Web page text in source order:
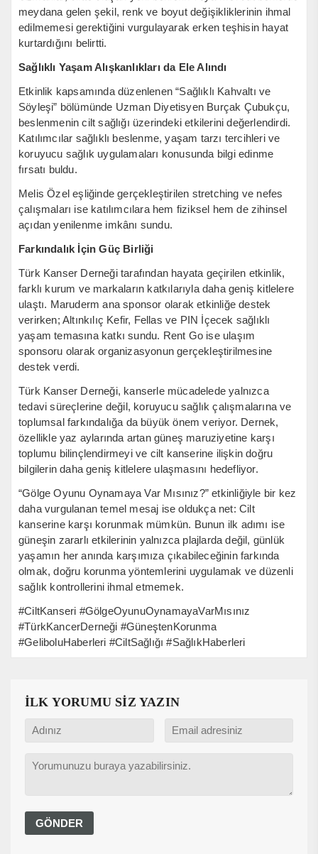
meydana gelen şekil, renk ve boyut değişikliklerinin ihmal
edilmemesi gerektiğini vurgulayarak erken teşhisin hayat
kurtardığını belirtti.
Sağlıklı Yaşam Alışkanlıkları da Ele Alındı
Etkinlik kapsamında düzenlenen “Sağlıklı Kahvaltı ve
Söyleşi” bölümünde Uzman Diyetisyen Burçak Çubukçu,
beslenmenin cilt sağlığı üzerindeki etkilerini değerlendirdi.
Katılımcılar sağlıklı beslenme, yaşam tarzı tercihleri ve
koruyucu sağlık uygulamaları konusunda bilgi edinme
fırsatı buldu.
Melis Özel eşliğinde gerçekleştirilen stretching ve nefes
çalışmaları ise katılımcılara hem fiziksel hem de zihinsel
açıdan yenilenme imkânı sundu.
Farkındalık İçin Güç Birliği
Türk Kanser Derneği tarafından hayata geçirilen etkinlik,
farklı kurum ve markaların katkılarıyla daha geniş kitlelere
ulaştı. Maruderm ana sponsor olarak etkinliğe destek
verirken; Altınkılıç Kefir, Fellas ve PIN İçecek sağlıklı
yaşam temasına katkı sundu. Rent Go ise ulaşım
sponsoru olarak organizasyonun gerçekleştirilmesine
destek verdi.
Türk Kanser Derneği, kanserle mücadelede yalnızca
tedavi süreçlerine değil, koruyucu sağlık çalışmalarına ve
toplumsal farkındalığa da büyük önem veriyor. Dernek,
özellikle yaz aylarında artan güneş maruziyetine karşı
toplumu bilinçlendirmeyi ve cilt kanserine ilişkin doğru
bilgilerin daha geniş kitlelere ulaşmasını hedefliyor.
“Gölge Oyunu Oynamaya Var Mısınız?” etkinliğiyle bir kez
daha vurgulanan temel mesaj ise oldukça net: Cilt
kanserine karşı korunmak mümkün. Bunun ilk adımı ise
güneşin zararlı etkilerinin yalnızca plajlarda değil, günlük
yaşamın her anında karşımıza çıkabileceğinin farkında
olmak, doğru korunma yöntemlerini uygulamak ve düzenli
sağlık kontrollerini ihmal etmemek.
#CiltKanseri #GölgeOyunuOynamayaVarMısınız
#TürkKancerDerneği #GüneştenKorunma
#GeliboluHaberleri #CiltSağlığı #SağlıkHaberleri
İLK YORUMU SİZ YAZIN